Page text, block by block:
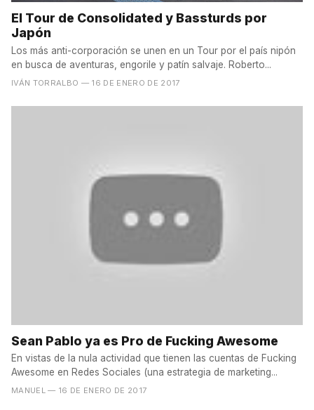
El Tour de Consolidated y Bassturds por
Japón
Los más anti-corporación se unen en un Tour por el país nipón
en busca de aventuras, engorile y patín salvaje. Roberto...
IVÁN TORRALBO — 16 DE ENERO DE 2017
Sean Pablo ya es Pro de Fucking Awesome
En vistas de la nula actividad que tienen las cuentas de Fucking
Awesome en Redes Sociales (una estrategia de marketing...
MANUEL — 16 DE ENERO DE 2017